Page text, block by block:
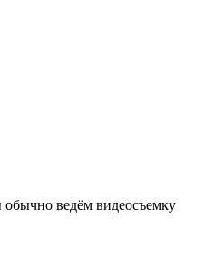
ведём видеосъемку